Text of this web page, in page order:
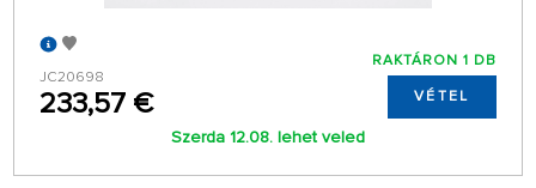
1:72
JC20698
233,57 €
RAKTÁRON 1 DB
VÉTEL
Szerda 12.08. lehet veled